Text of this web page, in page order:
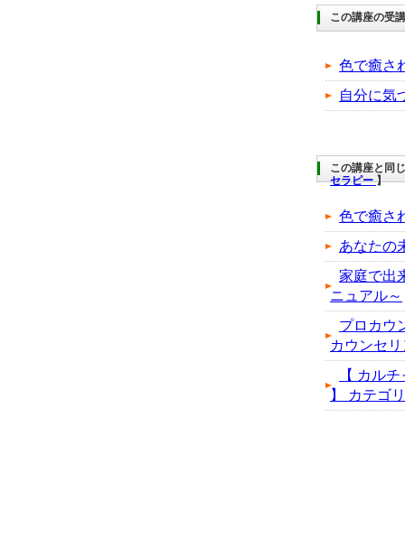
この講座の受
色で癒さ
自分に気
この講座と同
セラピー】
色で癒さ
あなたの
家庭で出
ニュアル～
プロカウ
カウンセ
【 カル
】 カテゴ